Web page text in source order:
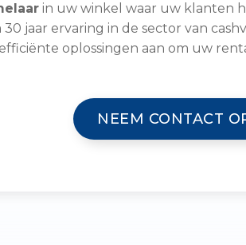
in uw winkel waar uw klanten
jaar ervaring in de sector van
efficiënte oplossingen aan om uw
NEEM CONTACT